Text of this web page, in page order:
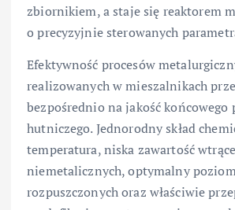
zbiornikiem, a staje się reaktorem
o precyzyjnie sterowanych
Efektywność procesów
realizowanych w mieszalnikach
bezpośrednio na jakość końcowego
hutniczego. Jednorodny skład
temperatura, niska zawartość
niemetalicznych, optymalny
rozpuszczonych oraz właściwie